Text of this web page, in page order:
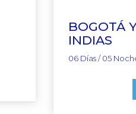
BOGOTÁ
INDIAS
06 Días / 05